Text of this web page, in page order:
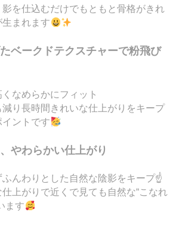
を仕込むだけでもともと骨格がきれ
まれます
ベークドテクスチャーで粉飛び
なめらかにフィット
減り長時間きれいな仕上がりをキープ
ントです
やわらかい仕上がり
んわりとした自然な陰影をキープ☝️
上がりで近くで見ても自然な“こなれ
ます